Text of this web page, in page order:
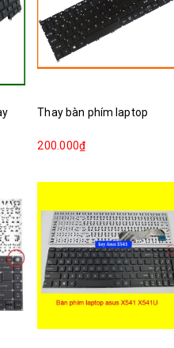
Thay bàn phím laptop
200.000₫